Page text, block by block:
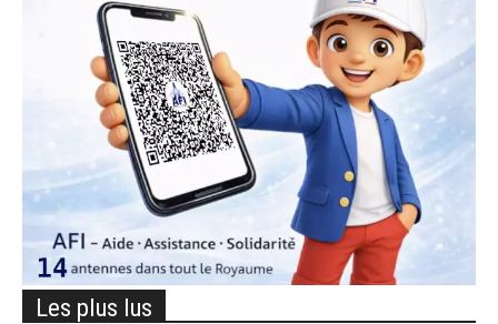
Les plus lus